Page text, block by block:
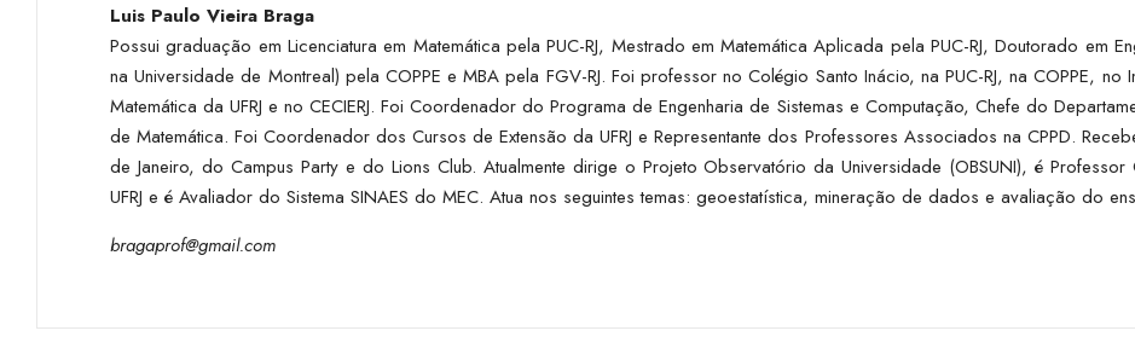
Luis Paulo Vieira Braga
Possui graduação em Licenciatura em Matemática pela PUC-RJ, Mestrado em Matemática Aplicada pela PUC-RJ, Doutorado em
na Universidade de Montreal) pela COPPE e MBA pela FGV-RJ. Foi professor no Colégio Santo Inácio, na PUC-RJ, na COPPE, no
Matemática da UFRJ e no CECIERJ. Foi Coordenador do Programa de Engenharia de Sistemas e Computação, Chefe do
de Matemática. Foi Coordenador dos Cursos de Extensão da UFRJ e Representante dos Professores Associados na CPPD.
de Janeiro, do Campus Party e do Lions Club. Atualmente dirige o Projeto Observatório da Universidade (OBSUNI), é
UFRJ e é Avaliador do Sistema SINAES do MEC. Atua nos seguintes temas: geoestatística, mineração de dados e avaliação do
bragaprof@gmail.com